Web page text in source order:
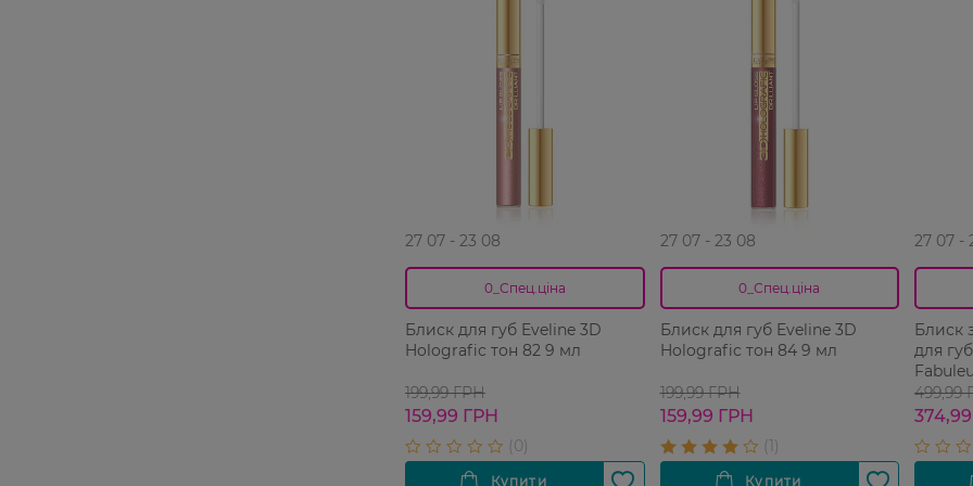
27 07 - 23 08
0_Спец.ціна
Блиск для губ Eveline 3D
Holografic тон 82 9 мл
199,99 ГРН
159,99 ГРН
27 07 - 23 08
0_Спец.ціна
Блиск для губ Eveline 3D
Holografic тон 84 9 мл
199,99 ГРН
159,99 ГРН
27 07 -
Блиск
для
мл
499,99